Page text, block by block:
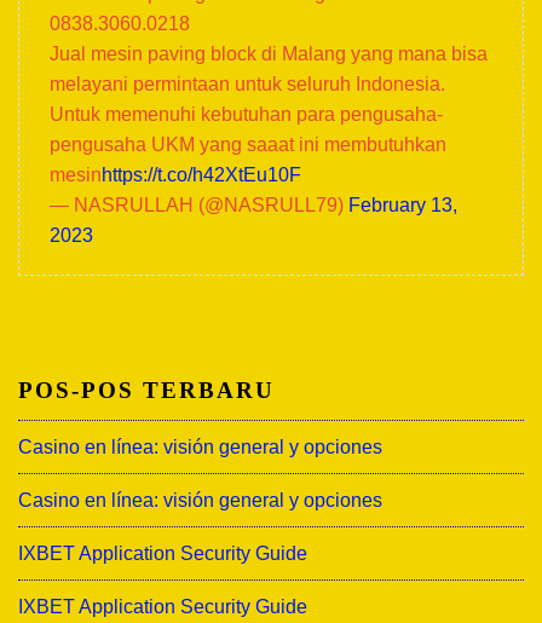
0838.3060.0218
Jual mesin paving block di Malang yang mana bisa
melayani permintaan untuk seluruh Indonesia.
Untuk memenuhi kebutuhan para pengusaha-
pengusaha UKM yang saaat ini membutuhkan
mesinhttps://t.co/h42XtEu10F
— NASRULLAH (@NASRULL79) February 13,
2023
POS-POS TERBARU
Casino en línea: visión general y opciones
Casino en línea: visión general y opciones
IXBET Application Security Guide
IXBET Application Security Guide